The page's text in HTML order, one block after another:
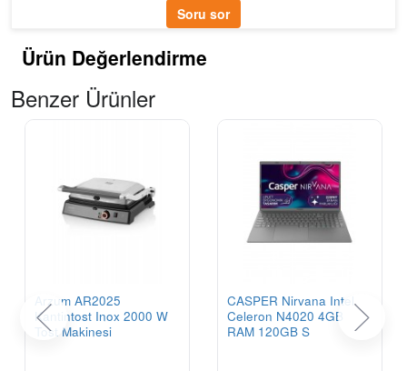
Soru sor
Ürün Değerlendirme
Benzer Ürünler
Arzum AR2025
Kantintost Inox 2000 W
Tost Makinesi
CASPER Nirvana Intel
Celeron N4020 4GB
RAM 120GB S